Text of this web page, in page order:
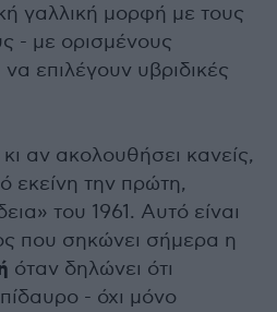
γαλλική μορφή με τους
- με ορισμένους
επιλέγουν υβριδικές
αν ακολουθήσει κανείς,
εκείνη την πρώτη,
του 1961. Αυτό είναι
που σηκώνει σήμερα η
όταν δηλώνει ότι
- όχι μόνο